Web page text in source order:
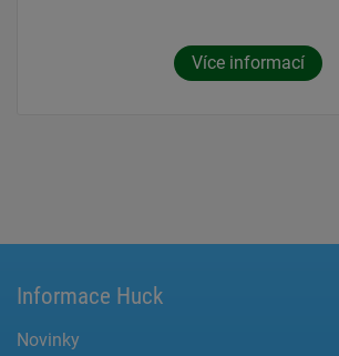
Více informací
Informace Huck
Novinky